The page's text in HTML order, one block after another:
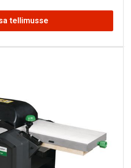
tellimusse